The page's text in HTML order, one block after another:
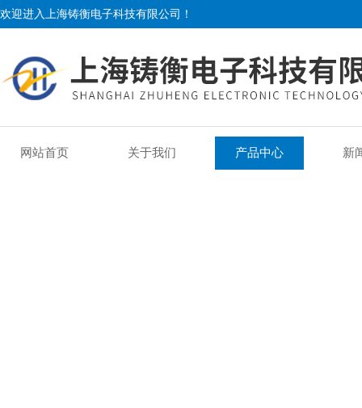
欢迎进入上海铸衡电子科技有限公司！
网站首页 关于我们 产品中心 新